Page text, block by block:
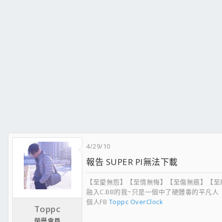
Toppc
4/29/10
報告 SUPER PI無法下載
【至愛無怨】【至情無悔】【至傷無痕】【
融入C.BB的我~只是一個中了硬體毒的平凡人
個人FB Toppc OverClock